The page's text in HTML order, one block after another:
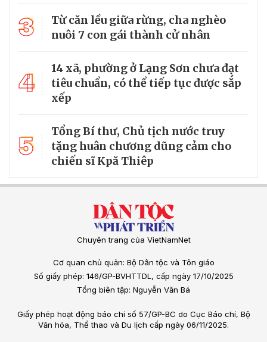
3
Từ căn lều giữa rừng, cha nghèo
nuôi 7 con gái thành cử nhân
4
14 xã, phường ở Lạng Sơn chưa đạt
tiêu chuẩn, có thể tiếp tục được sắp
xếp
5
Tổng Bí thư, Chủ tịch nước truy
tặng huân chương dũng cảm cho
chiến sĩ Kpă Thiêp
Chuyên trang của VietNamNet
Cơ quan chủ quản: Bộ Dân tộc và Tôn giáo
Số giấy phép: 146/GP-BVHTTDL, cấp ngày 17/10/2025
Tổng biên tập: Nguyễn Văn Bá
Giấy phép hoạt động báo chí số 57/GP-BC do Cục Báo chí, Bộ
Văn hóa, Thể thao và Du lịch cấp ngày 06/11/2025.